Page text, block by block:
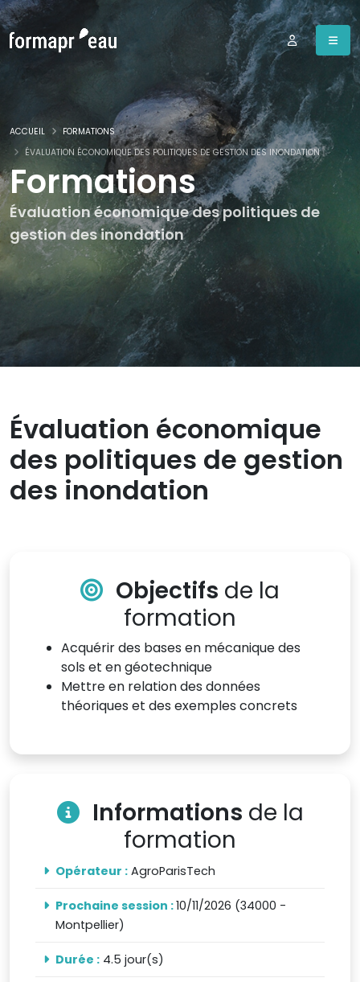
Formations
Évaluation économique des politiques de
gestion des inondation
ACCUEIL
FORMATIONS
ÉVALUATION ÉCONOMIQUE DES POLITIQUES DE GESTION DES INONDATION
Évaluation économique
des politiques de gestion
des inondation
Objectifs de la
formation
Acquérir des bases en mécanique des
sols et en géotechnique
Mettre en relation des données
théoriques et des exemples concrets
Informations de la
formation
Opérateur : AgroParisTech
Prochaine session :10/11/2026 (34000 -
Montpellier)
Durée : 4.5 jour(s)